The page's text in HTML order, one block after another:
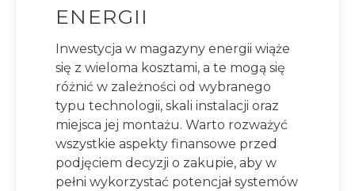
ENERGII
Inwestycja w magazyny energii wiąże
się z wieloma kosztami, a te mogą się
różnić w zależności od wybranego
typu technologii, skali instalacji oraz
miejsca jej montażu. Warto rozważyć
wszystkie aspekty finansowe przed
podjęciem decyzji o zakupie, aby w
pełni wykorzystać potencjał systemów